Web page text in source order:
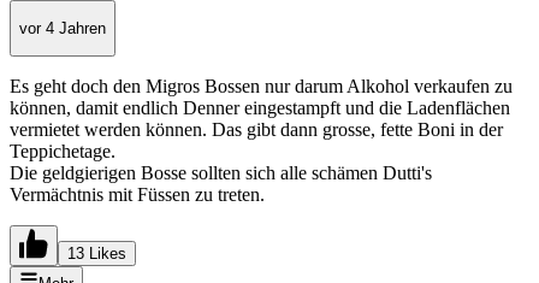
vor 4 Jahren
Es geht doch den Migros Bossen nur darum Alkohol verkaufen zu
können, damit endlich Denner eingestampft und die Ladenflächen
vermietet werden können. Das gibt dann grosse, fette Boni in der
Teppichetage.
Die geldgierigen Bosse sollten sich alle schämen Dutti's
Vermächtnis mit Füssen zu treten.
13 Likes